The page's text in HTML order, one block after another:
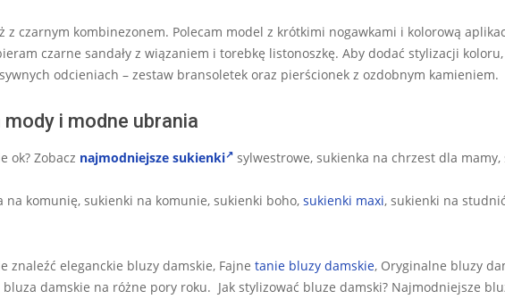
z czarnym kombinezonem. Polecam model z krótkimi nogawkami i kolorową
czarne sandały z wiązaniem i torebkę listonoszkę. Aby dodać stylizacji koloru,
odcieniach – zestaw bransoletek oraz pierścionek z ozdobnym kamieniem.
i modne ubrania
ok? Zobacz najmodniejsze sukienki
sylwestrowe, sukienka na chrzest dla mamy,
na komunię, sukienki na komunie, sukienki boho, sukienki maxi, sukienki na
znaleźć eleganckie bluzy damskie, Fajne tanie bluzy damskie, Oryginalne bluzy
damskie na różne pory roku. Jak stylizować bluze damski? Najmodniejsze